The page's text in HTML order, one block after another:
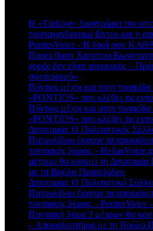
Η «Türkiye» ξαναγράφει την
προπαγανδιστικό βίντεο και η
PontosVoice - H δική σου
Παρέμβαση Χρήστου
χορός δεν είναι τουρκικός –
σφετερισμό»
Πόντιος μέχρι και στην
«PONTIOS» που κλέβει τις
Πόντιος μέχρι και στην
«PONTIOS» που κλέβει τις
Διποταμία: Ο Πολιτιστικός
Πατουλίδου έκαναν τα
ποντιακής λύρας. -
μέτρων θα κοσμεί τη
με τη Βούλα Πατουλίδου
Διποταμία: Ο Πολιτιστικό
Πατουλίδου έκαναν τα
ποντιακής λύρας. -
Ποντιακή λύρα 3 μέτρων θα
– Αποκαλυπτήρια με τη Βούλα